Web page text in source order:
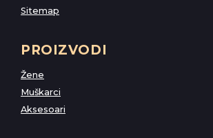
Sitemap
PROIZVODI
Žene
Muškarci
Aksesoari